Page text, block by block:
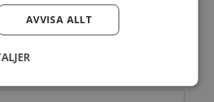
II- 3D SCANNER
inkl. moms
AVVISA ALLT